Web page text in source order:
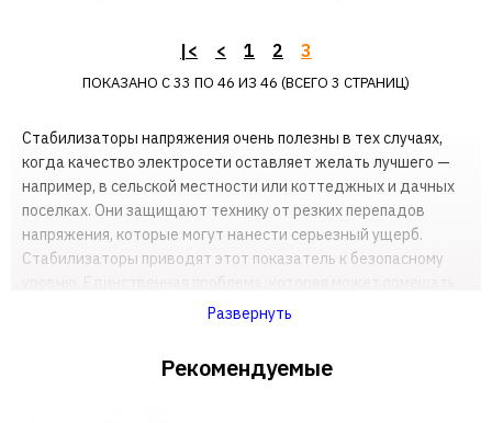
ДОБАВИТЬ В ПОЖЕЛАНИЯ
Стабилизатор РЕСАНТА
асн-12 000 н/1-ц ресанта
lux
ДОБАВИТЬ К СРАВНЕНИЮ
|< < 1 2 3
ПОКАЗАНО С 33 ПО 46 ИЗ 46 (ВСЕГО 3 СТРАНИЦ)
Стабилизаторы напряжения очень полезны в тех случаях,
когда качество электросети оставляет желать лучшего —
например, в сельской местности или коттеджных и дачных
поселках. Они защищают технику от резких перепадов
напряжения, которые могут нанести серьезный ущерб.
Стабилизаторы приводят этот показатель к безопасному
этому — превышение эксплуатационного предела самого
При выборе устройства нужно обращать внимание на его
Развернуть
Рекомендуемые